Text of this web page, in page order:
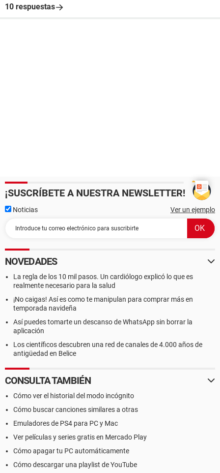
10 respuestas
¡SUSCRÍBETE A NUESTRA NEWSLETTER!
Noticias Ver un ejemplo
NOVEDADES
La regla de los 10 mil pasos. Un cardiólogo explicó lo que es
realmente necesario para la salud
¡No caigas! Así es como te manipulan para comprar más en
temporada navideña
Así puedes tomarte un descanso de WhatsApp sin borrar la
aplicación
Los científicos descubren una red de canales de 4.000 años de
antigüedad en Belice
CONSULTA TAMBIÉN
Cómo ver el historial del modo incógnito
Cómo buscar canciones similares a otras
Emuladores de PS4 para PC y Mac
Ver películas y series gratis en Mercado Play
Cómo apagar tu PC automáticamente
Cómo descargar una playlist de YouTube